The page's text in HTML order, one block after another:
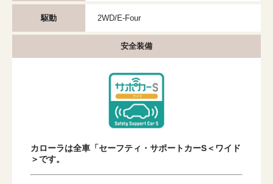
駆動 2WD/E-Four
安全装備
カローラは全車「セーフティ・サポートカーS＜ワイド
＞です。